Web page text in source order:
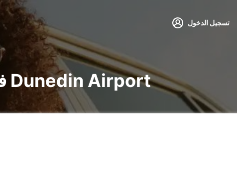
تسجيل الدخول
تأجير voiture و utilitaire في Dunedin Airport